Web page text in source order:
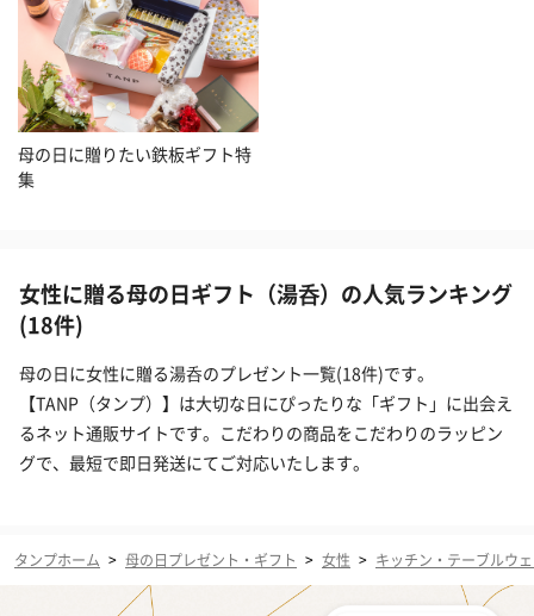
母の日に贈りたい鉄板ギフト特
集
女性に贈る母の日ギフト（湯呑）の人気ランキング
(18件)
母の日に女性に贈る湯呑のプレゼント一覧(18件)です。
【TANP（タンプ）】は大切な日にぴったりな「ギフト」に出会え
るネット通販サイトです。こだわりの商品をこだわりのラッピン
グで、最短で即日発送にてご対応いたします。
タンプホーム > 母の日プレゼント・ギフト > 女性 > キッチン・テーブルウ